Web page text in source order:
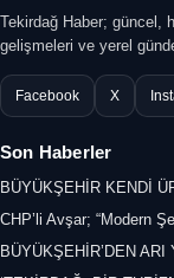
Tekirdağ Haber; güncel,
gelişmeleri ve yerel
Facebook X
Son Haberler
BÜYÜKŞEHİR KENDİ
CHP’li Avşar; “Modern
BÜYÜKŞEHİR’DEN